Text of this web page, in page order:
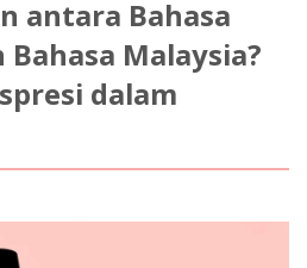
antara Bahasa
Malaysia?
dalam